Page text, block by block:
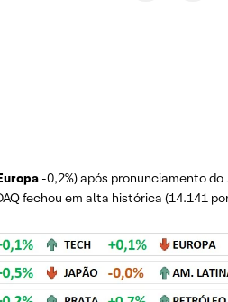
-0,2%) após pronunciamento
fechou em alta histórica (14.141